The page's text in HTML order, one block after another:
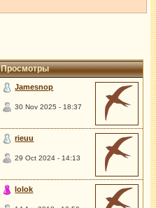
Просмотры
Jamesnop
30 Nov 2025 - 18:37
rieuu
29 Oct 2024 - 14:13
lolok